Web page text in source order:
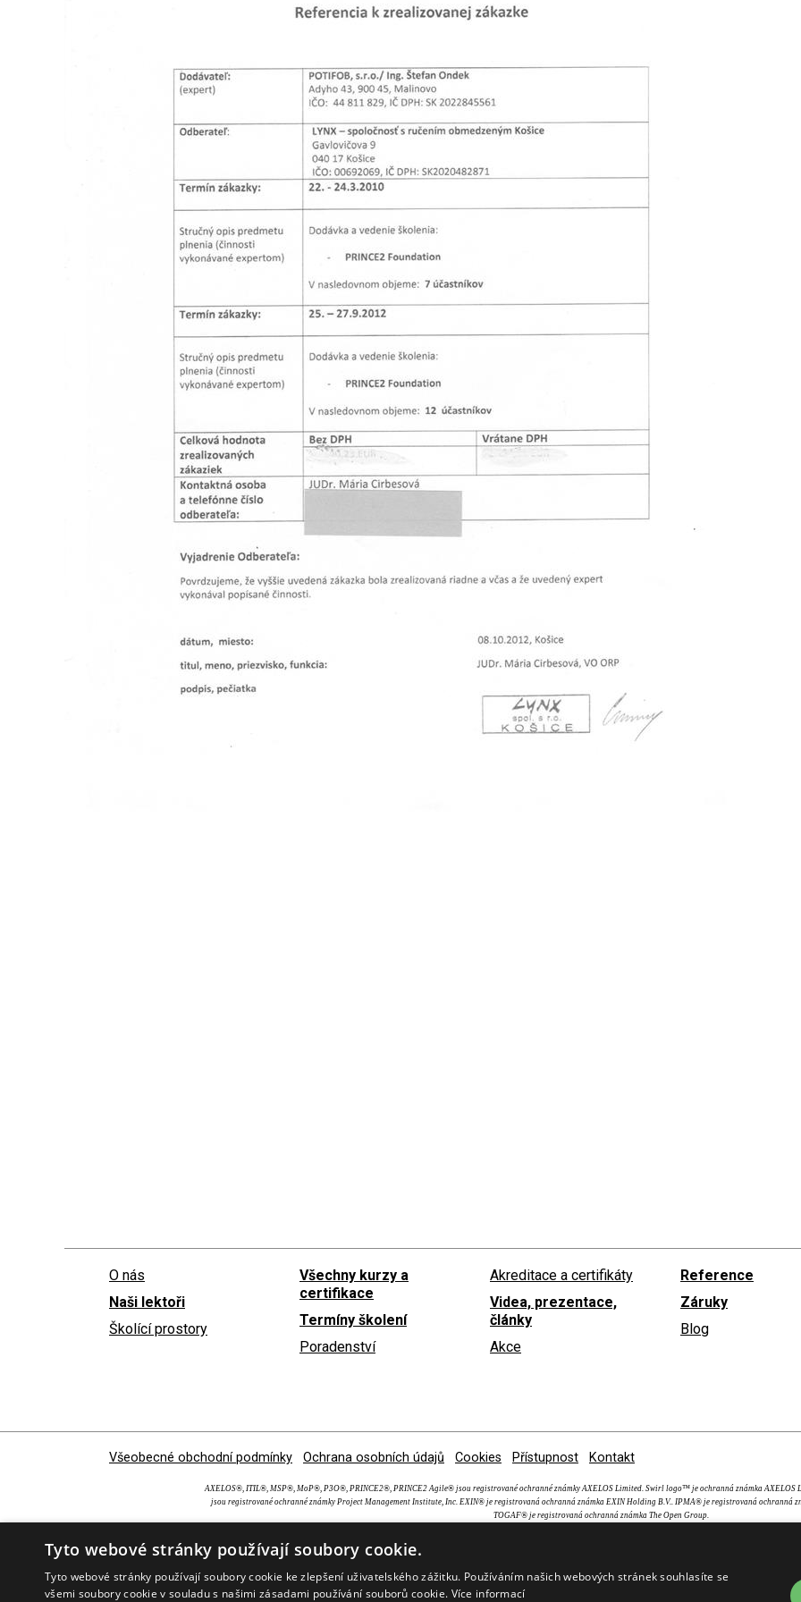
O nás
Naši lektoři
Školící prostory
Všechny kurzy a
certifikace
Termíny školení
Poradenství
Akreditace a certifikáty
Videa, prezentace,
články
Akce
Reference
Záruky
Blog
Všeobecné obchodní podmínky Ochrana osobních údajů Cookies Přístupnost Kontakt
AXELOS®, ITIL®, MSP®, MoP®, P3O®, PRINCE2®, PRINCE2 Agile® jsou registrované ochranné známky AXELOS Limited. Swirl logo™ je ochranná známka
jsou registrované ochranné známky Project Management Institute, Inc. EXIN® je registrovaná ochranná známka EXIN Holding B.V.. IPMA® je registrovaná ochranná
TOGAF® je registrovaná ochranná známka The Open Group.
Tyto webové stránky používají soubory cookie.
Tyto webové stránky používají soubory cookie ke zlepšení uživatelského zážitku. Používáním našich webových stránek souhlasíte se
všemi soubory cookie v souladu s našimi zásadami používání souborů cookie. Více informací